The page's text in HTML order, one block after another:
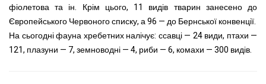
фіолетова та ін. Крім цього, 11 видів тварин занесено до
Європейського Червоного списку, а 96 — до Бернської конвенції.
На сьогодні фауна хребетних налічує: ссавці — 24 види, птахи —
121, плазуни — 7, земноводні — 4, риби — 6, комахи — 300 видів.